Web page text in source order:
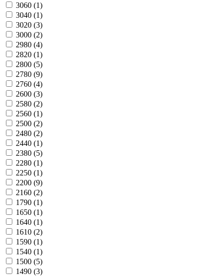
3060 (1)
3040 (1)
3020 (3)
3000 (2)
2980 (4)
2820 (1)
2800 (5)
2780 (9)
2760 (4)
2600 (3)
2580 (2)
2560 (1)
2500 (2)
2480 (2)
2440 (1)
2380 (5)
2280 (1)
2250 (1)
2200 (9)
2160 (2)
1790 (1)
1650 (1)
1640 (1)
1610 (2)
1590 (1)
1540 (1)
1500 (5)
1490 (3)